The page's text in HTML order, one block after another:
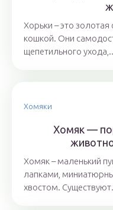
Хорьки – это
кошкой. Они
щепетильного
Хомяки
Хомяк —
Хомяк – маленький
лапками,
хвостом.